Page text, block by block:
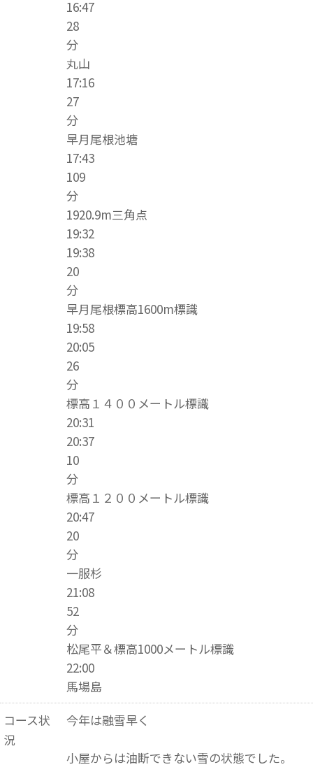
16:47
28
分
丸山
17:16
27
分
早月尾根池塘
17:43
109
分
1920.9m三角点
19:32
19:38
20
分
早月尾根標高1600m標識
19:58
20:05
26
分
標高１４００メートル標識
20:31
20:37
10
分
標高１２００メートル標識
20:47
20
分
一服杉
21:08
52
分
松尾平＆標高1000メートル標識
22:00
馬場島
コース状
況
今年は融雪早く
小屋からは油断できない雪の状態でした。